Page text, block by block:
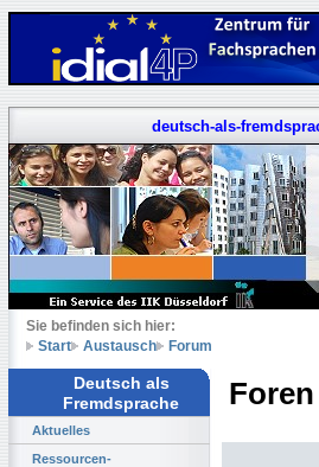
deutsch-als-
Sie befinden sich hier:
Start
Austausch Forum
Deutsch als
Fremdsprache
Aktuelles
Ressourcen-